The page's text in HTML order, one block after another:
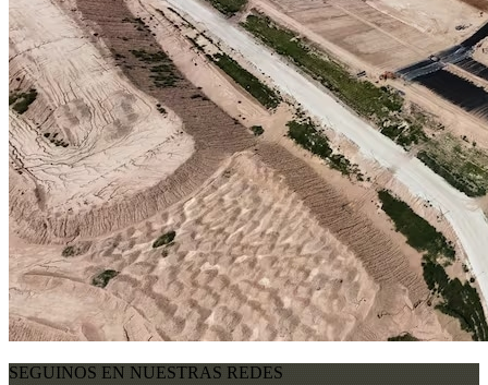
SEGUINOS EN NUESTRAS REDES